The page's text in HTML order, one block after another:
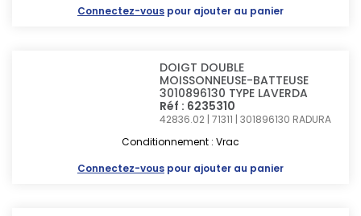
Connectez-vous pour ajouter au panier
DOIGT DOUBLE
MOISSONNEUSE-BATTEUSE
3010896130 TYPE LAVERDA
Réf : 6235310
42836.02 | 71311 | 301896130 RADURA
Conditionnement : Vrac
Connectez-vous pour ajouter au panier